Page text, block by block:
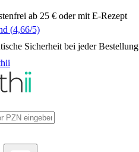
ab 25 € oder mit E-Rezept
(4,66/5)
Sicherheit bei jeder Bestellung